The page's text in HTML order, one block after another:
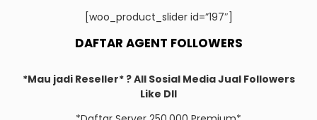
[woo_product_slider id=”197″]
DAFTAR AGENT FOLLOWERS
*Mau jadi Reseller* ? All Sosial Media Jual Followers
Like Dll